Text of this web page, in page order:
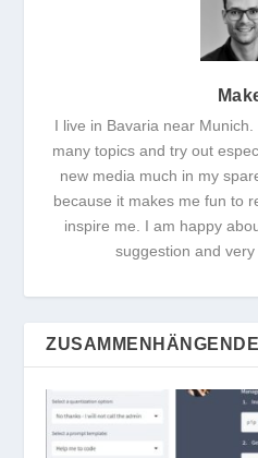
I live in Bavaria near
many topics and try out
new media much in my
because it makes me fun to
inspire me. I am happy
suggestion and very